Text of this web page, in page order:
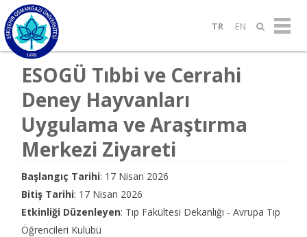
TR EN
ESOGÜ Tıbbi ve Cerrahi
Deney Hayvanları
Uygulama ve Araştırma
Merkezi Ziyareti
Başlangıç Tarihi: 17 Nisan 2026
Bitiş Tarihi: 17 Nisan 2026
Etkinliği Düzenleyen: Tıp Fakültesi Dekanlığı - Avrupa Tıp
Öğrencileri Kulübü